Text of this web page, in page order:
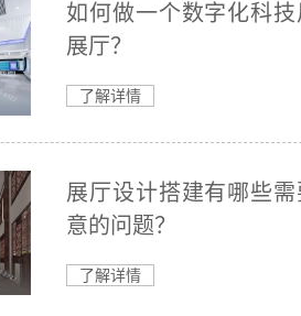
如何做一个数字化科技
展厅？
了解详情
展厅设计搭建有哪些需
意的问题？
了解详情